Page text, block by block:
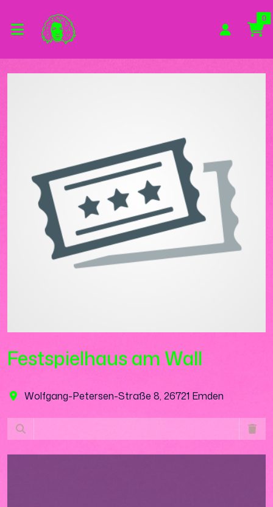
0
Startseite
Veranstaltungsorte
Festspielhaus am Wall
Festspielhaus am Wall
Wolfgang-Petersen-Straße 8, 26721 Emden
Lädt ...